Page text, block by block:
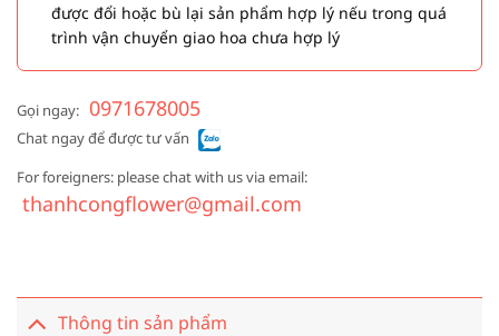
được đổi hoặc bù lại sản phẩm hợp lý nếu trong quá
trình vận chuyển giao hoa chưa hợp lý
Gọi ngay: 0971678005
Chat ngay để được tư vấn
For foreigners: please chat with us via email:
thanhcongflower@gmail.com
Thông tin sản phẩm